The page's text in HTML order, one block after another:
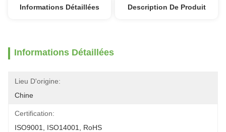
Informations Détaillées Description De Produit
Informations Détaillées
Lieu D'origine:
Chine
Certification:
ISO9001, ISO14001, RoHS